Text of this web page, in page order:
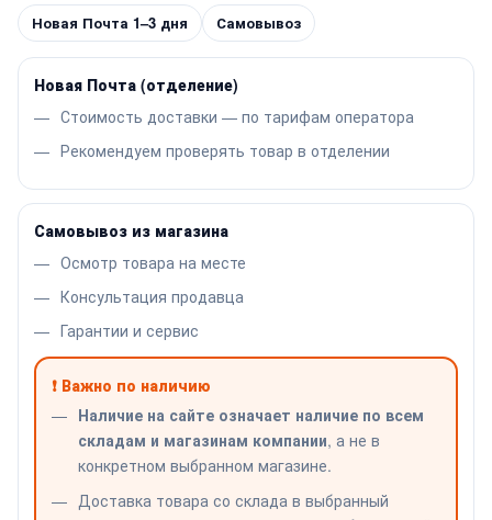
Новая Почта 1–3 дня Самовывоз
Новая Почта (отделение)
Стоимость доставки — по тарифам оператора
Рекомендуем проверять товар в отделении
Самовывоз из магазина
Осмотр товара на месте
Консультация продавца
Гарантии и сервис
❗ Важно по наличию
Наличие на сайте означает наличие по всем
складам и магазинам компании, а не в
конкретном выбранном магазине.
Доставка товара со склада в выбранный